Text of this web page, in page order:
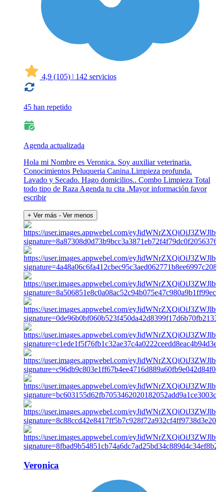
4,9 (105) | 142 servicios
45 han repetido
Agenda actualizada
Hola mi Nombre es Veronica. Soy auxiliar veterinaria.
Conocimientos Peluqueria Canina.Limpieza profunda.
Lavado y Secado. Hago domicilios.. Combo Limpieza Total
todo tipo de Raza Agenda tu cita .Mayor información favor
escribir
+ Ver más - Ver menos
Veronica